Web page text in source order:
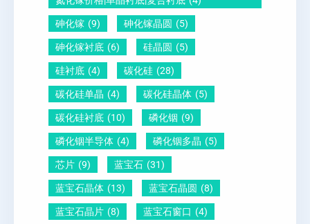
砷化镓 (9) 砷化镓晶圆 (5)
砷化镓衬底 (6) 硅晶圆 (5)
硅衬底 (4) 碳化硅 (28)
碳化硅单晶 (4) 碳化硅晶体 (5)
碳化硅衬底 (10) 磷化铟 (9)
磷化铟半导体 (4) 磷化铟多晶 (5)
芯片 (9) 蓝宝石 (31)
蓝宝石晶体 (13) 蓝宝石晶圆 (8)
蓝宝石晶片 (8) 蓝宝石窗口 (4)